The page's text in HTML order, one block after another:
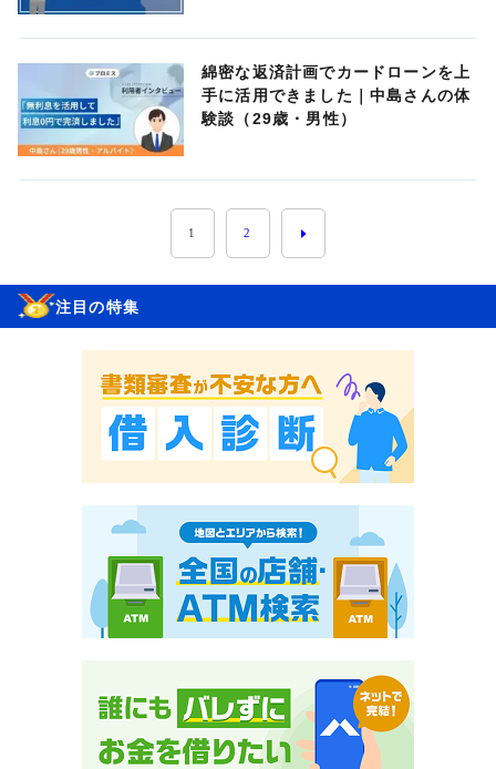
綿密な返済計画でカードローンを上
手に活用できました｜中島さんの体
験談（29歳・男性）
1 2
注目の特集